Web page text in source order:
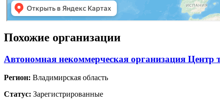
Похожие организации
Автономная некоммерческая организация
Регион: Владимирская область
Статус: Зарегистрированные